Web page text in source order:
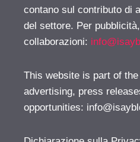
contano sul contributo di
del settore. Per
collaborazioni:
This website is part of
advertising, press
opportunities: